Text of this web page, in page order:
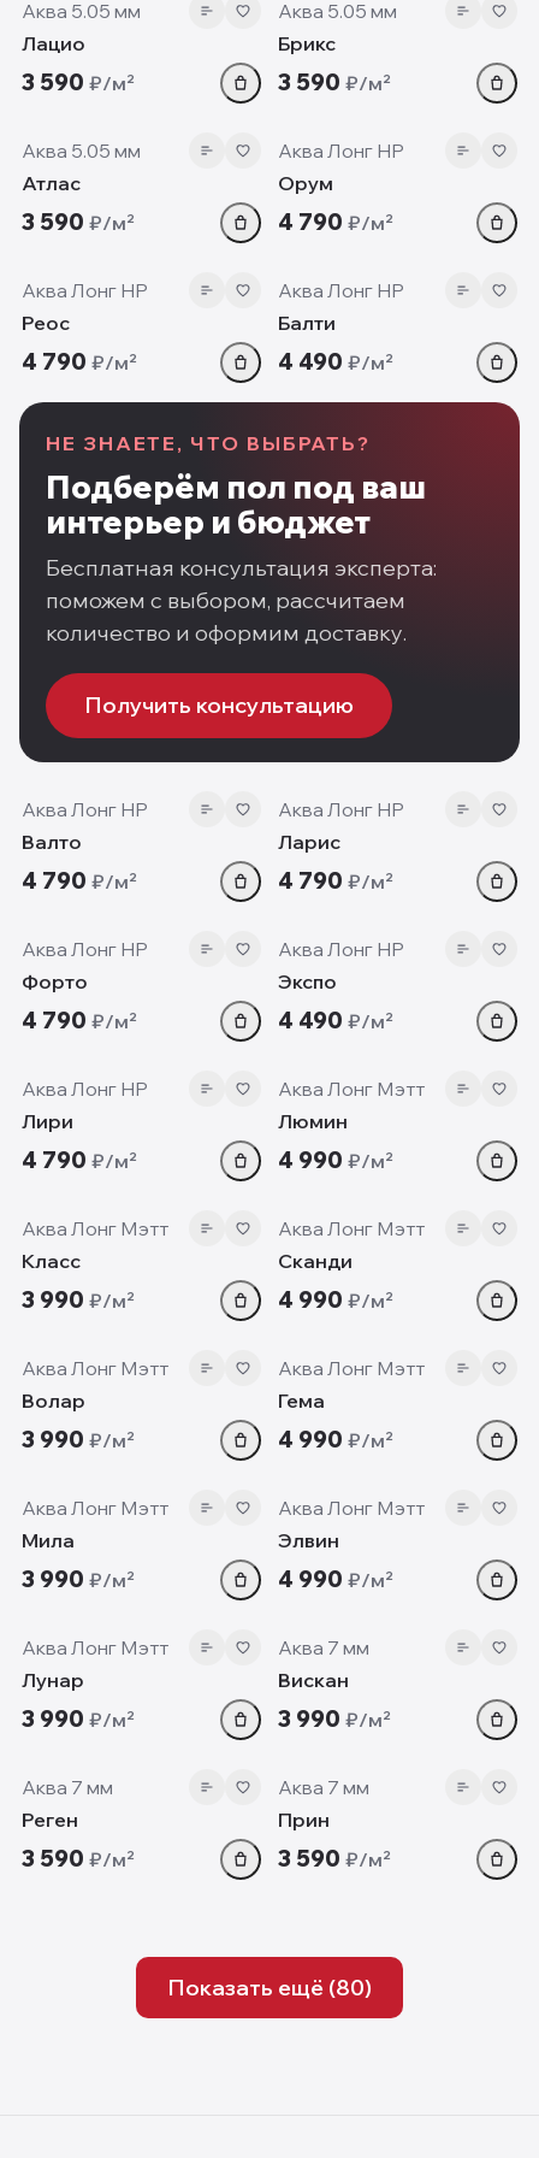
Аква 5.05 мм
Лацио
3 590 ₽/м²
Аква 5.05 мм
Брикс
3 590 ₽/м²
5.05 мм
Аква 5.05 мм
Атлас
3 590 ₽/м²
7 мм
Аква Лонг HP
Орум
4 790 ₽/м²
7 мм
Аква Лонг HP
Реос
4 790 ₽/м²
7 мм
Аква Лонг HP
Балти
4 490 ₽/м²
НЕ ЗНАЕТЕ, ЧТО ВЫБРАТЬ?
Подберём пол под ваш
интерьер и бюджет
Бесплатная консультация эксперта:
поможем с выбором, рассчитаем
количество и оформим доставку.
Получить консультацию
7 мм
Аква Лонг HP
Валто
4 790 ₽/м²
7 мм
Аква Лонг HP
Ларис
4 790 ₽/м²
7 мм
Аква Лонг HP
Форто
4 790 ₽/м²
7 мм
Аква Лонг HP
Экспо
4 490 ₽/м²
7 мм
Аква Лонг HP
Лири
4 790 ₽/м²
7 мм
Аква Лонг Мэтт
Люмин
4 990 ₽/м²
7 мм
Аква Лонг Мэтт
Класс
3 990 ₽/м²
7 мм
Аква Лонг Мэтт
Сканди
4 990 ₽/м²
7 мм
Аква Лонг Мэтт
Волар
3 990 ₽/м²
7 мм
Аква Лонг Мэтт
Гема
4 990 ₽/м²
7 мм
Аква Лонг Мэтт
Мила
3 990 ₽/м²
7 мм
Аква Лонг Мэтт
Элвин
4 990 ₽/м²
7 мм
Аква Лонг Мэтт
Лунар
3 990 ₽/м²
7 мм
Аква 7 мм
Вискан
3 990 ₽/м²
7 мм
Аква 7 мм
Реген
3 590 ₽/м²
7 мм
Аква 7 мм
Прин
3 590 ₽/м²
Показать ещё (80)